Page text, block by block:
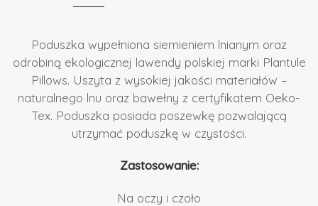
Poduszka wypełniona siemieniem lnianym oraz
odrobiną ekologicznej lawendy polskiej marki Plantule
Pillows. Uszyta z wysokiej jakości materiałów –
naturalnego lnu oraz bawełny z certyfikatem Oeko-
Tex. Poduszka posiada poszewkę pozwalającą
utrzymać poduszkę w czystości.
Zastosowanie:
Na oczy i czoło